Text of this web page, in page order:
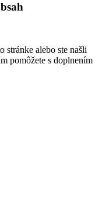
stránke alebo ste našli
pomôžete s doplnením